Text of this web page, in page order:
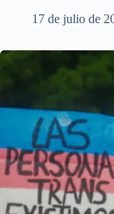
17 de julio de